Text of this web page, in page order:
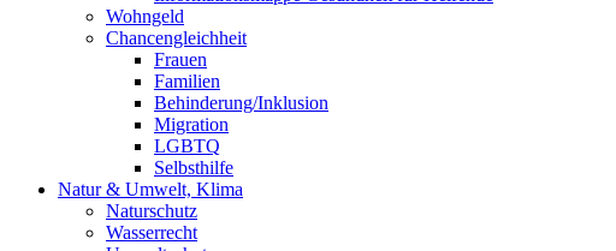
Wohngeld
Chancengleichheit
Frauen
Familien
Behinderung/Inklusion
Migration
LGBTQ
Selbsthilfe
Natur & Umwelt, Klima
Naturschutz
Wasserrecht